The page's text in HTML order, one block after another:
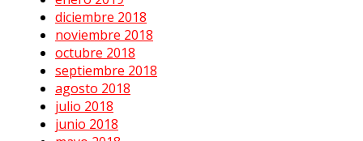
diciembre 2018
noviembre 2018
octubre 2018
septiembre 2018
agosto 2018
julio 2018
junio 2018